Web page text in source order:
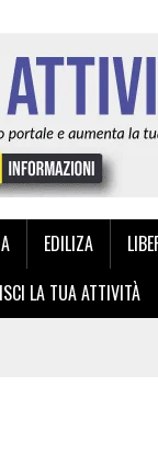
EDILIZA
LA TUA ATTIVITÀ